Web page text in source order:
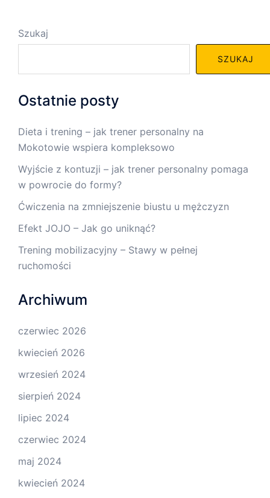
Szukaj
SZUKAJ
Ostatnie posty
Dieta i trening – jak trener personalny na
Mokotowie wspiera kompleksowo
Wyjście z kontuzji – jak trener personalny pomaga
w powrocie do formy?
Ćwiczenia na zmniejszenie biustu u mężczyzn
Efekt JOJO – Jak go uniknąć?
Trening mobilizacyjny – Stawy w pełnej
ruchomości
Archiwum
czerwiec 2026
kwiecień 2026
wrzesień 2024
sierpień 2024
lipiec 2024
czerwiec 2024
maj 2024
kwiecień 2024